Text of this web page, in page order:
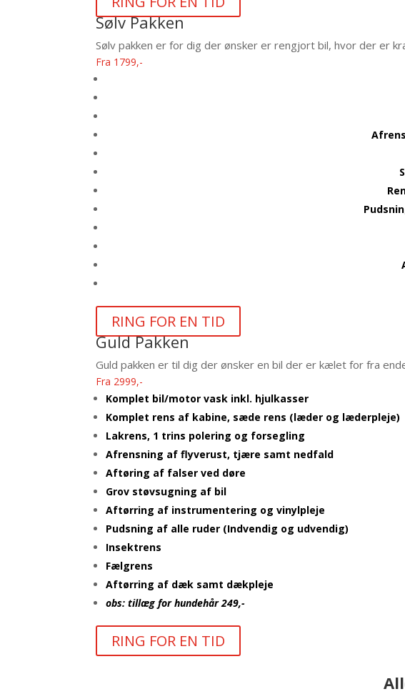
Sølv Pakken
Sølv pakken er for dig der ønsker er rengjort bil, hvor der er
Fra 1799,-
RING FOR EN TID
Guld Pakken
Guld pakken er til dig der ønsker en bil der er kælet for fra
Fra 2999,-
Komplet bil/motor vask inkl. hjulkasser
Komplet rens af kabine, sæde rens (læder og læderpleje)
Lakrens, 1 trins polering og forsegling
Afrensning af flyverust, tjære samt nedfald
Aftøring af falser ved døre
Grov støvsugning af bil
Aftørring af instrumentering og vinylpleje
Pudsning af alle ruder (Indvendig og udvendig)
Insektrens
Fælgrens
Aftørring af dæk samt dækpleje
obs: tillæg for hundehår 249,-
RING FOR EN TID